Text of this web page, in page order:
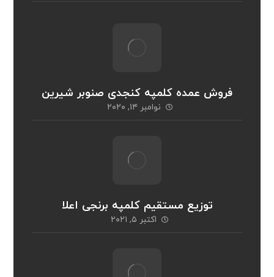
فروش عمده کلمپه کنجدی صنوبر شیرین
نوامبر ۱۴, ۲۰۲۰
توزیع مستقیم کلمپه برنجی اعلا
اکتبر ۵, ۲۰۲۱